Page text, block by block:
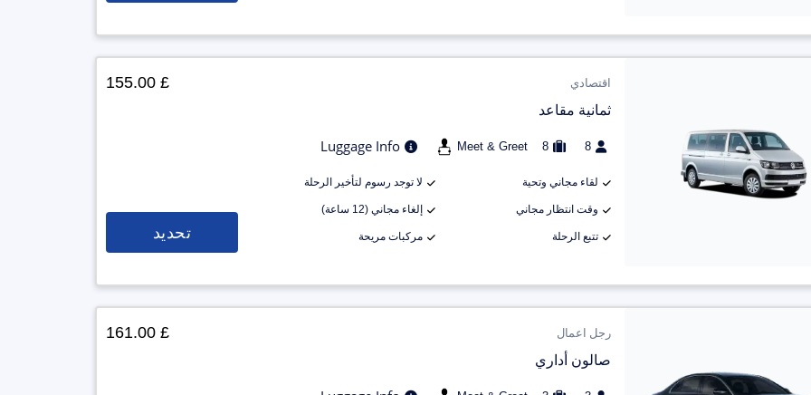
اقتصادي
ثمانية مقاعد
8
8
Meet & Greet
Luggage Info
لقاء مجاني وتحية لا توجد رسوم لتأخير الرحلة
وقت انتظار مجاني إلغاء مجاني (12 ساعة)
تتبع الرحلة مركبات مريحة
£ 155.00
تحديد
رجل اعمال
صالون أداري
£ 161.00